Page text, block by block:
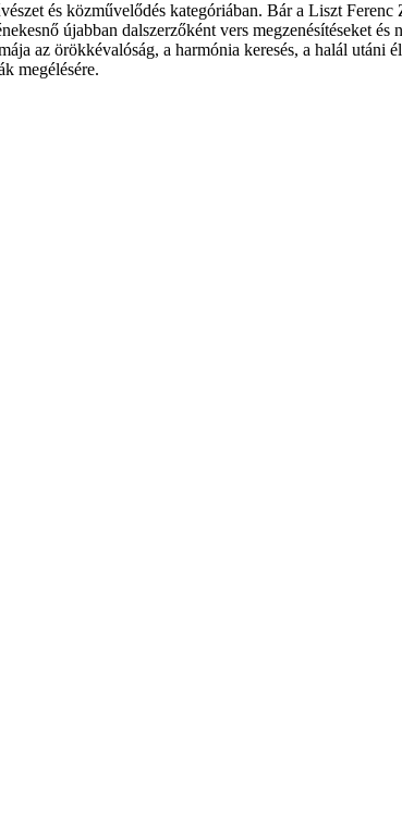
és közművelődés kategóriában. Bár a Liszt Ferenc
újabban dalszerzőként vers megzenésítéseket és
az örökkévalóság, a harmónia keresés, a halál utáni
megélésére.